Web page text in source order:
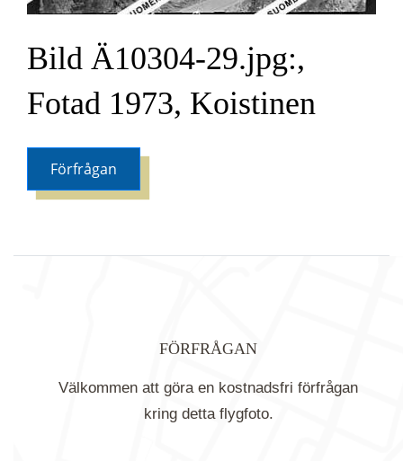
Bild Ä10304-29.jpg:,
Fotad 1973, Koistinen
Förfrågan
FÖRFRÅGAN
Välkommen att göra en kostnadsfri förfrågan
kring detta flygfoto.